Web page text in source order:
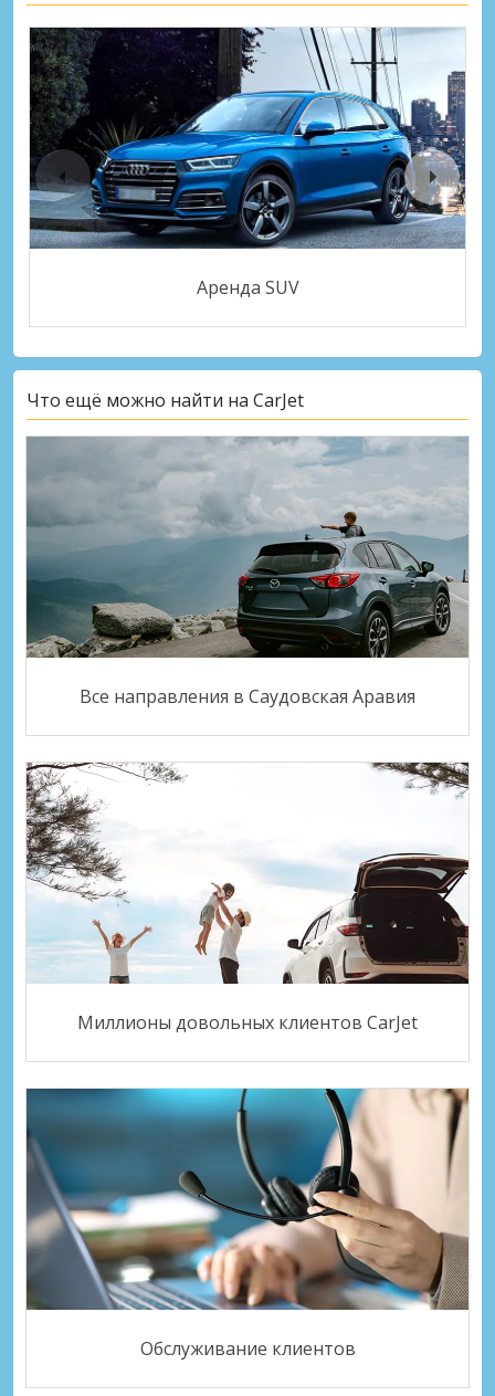
Аренда SUV
Что ещё можно найти на CarJet
Все направления в Саудовская Аравия
Миллионы довольных клиентов CarJet
Обслуживание клиентов